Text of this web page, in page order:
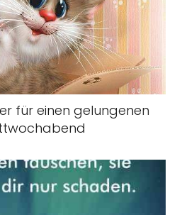
für einen gelungenen